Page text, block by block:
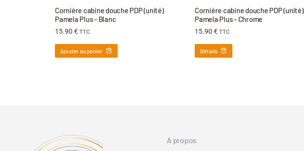
Cornière cabine douche PDP (unité)
Pamela Plus - Blanc
15.90 € TTC
Ajouter au panier
Cornière cabine douche PDP (unité)
Pamela Plus - Chrome
15.90 € TTC
Détails
A propos